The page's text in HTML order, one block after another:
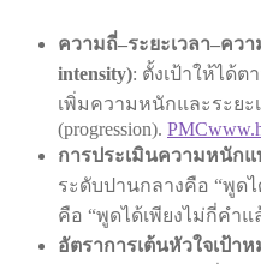
ความถี่–ระยะเวลา–คว
intensity): ตั้งเป้าให้ได้
เพิ่มความหนักและระยะ
(progression). PMC
การประเมินความหนักแ
ระดับปานกลางคือ “พูด
คือ “พูดได้เพียงไม่กี่คำแ
อัตราการเต้นหัวใจเป้าห